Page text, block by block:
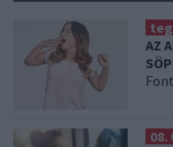
AZ
08.